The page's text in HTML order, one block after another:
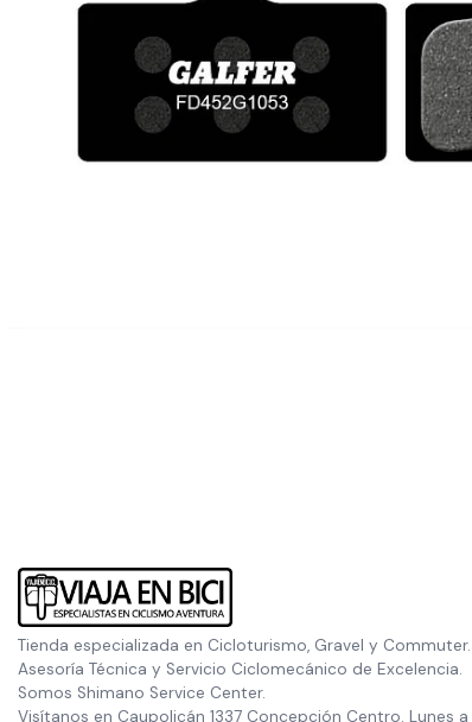
Tienda especializada en Cicloturismo, Gravel y Commuter.
Asesoría Técnica y Servicio Ciclomecánico de Excelencia.
Somos Shimano Service Center.
Visítanos en Caupolicán 1337 Concepción Centro. Lunes a